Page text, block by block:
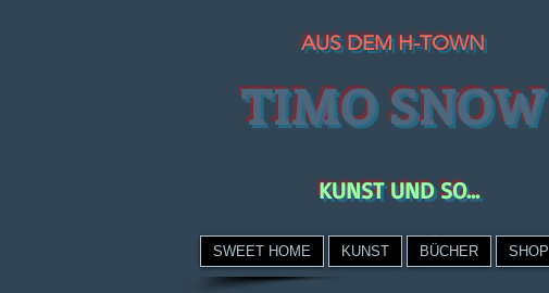
AUS DEM H-TOWN
TIMO SNOW
KUNST UND SO...
SWEET HOME KUNST BÜCHER SHOP